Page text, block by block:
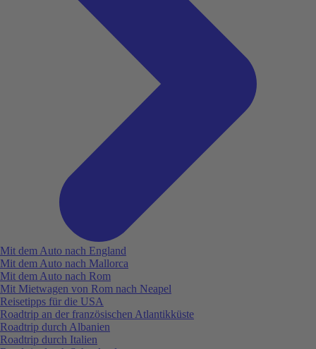
Mit dem Auto nach England
Mit dem Auto nach Mallorca
Mit dem Auto nach Rom
Mit Mietwagen von Rom nach Neapel
Reisetipps für die USA
Roadtrip an der französischen Atlantikküste
Roadtrip durch Albanien
Roadtrip durch Italien